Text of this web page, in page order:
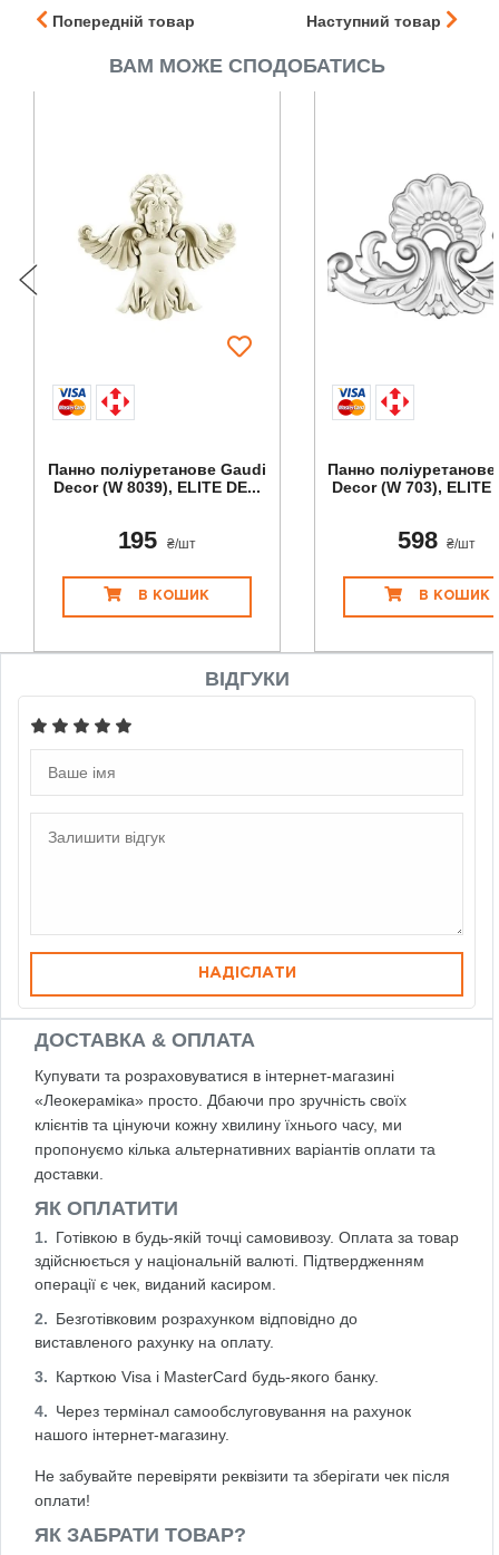
Попередній товар Наступний товар
ВАМ МОЖЕ СПОДОБАТИСЬ
Панно поліуретанове Gaudi
Decor (W 8039), ELITE DE...
195 ₴/шт
В КОШИК
Панно
Decor (W 703), ELITE
598 ₴/шт
В КОШИК
ВІДГУКИ
НАДІСЛАТИ
ДОСТАВКА & ОПЛАТА
Купувати та розраховуватися в інтернет-магазині
«Леокераміка» просто. Дбаючи про зручність своїх
клієнтів та цінуючи кожну хвилину їхнього часу, ми
пропонуємо кілька альтернативних варіантів оплати та
доставки.
ЯК ОПЛАТИТИ
Готівкою в будь-якій точці самовивозу. Оплата за товар
здійснюється у національній валюті. Підтвердженням
операції є чек, виданий касиром.
Безготівковим розрахунком відповідно до
виставленого рахунку на оплату.
Карткою Visa і MasterCard будь-якого банку.
Через термінал самообслуговування на рахунок
нашого інтернет-магазину.
Не забувайте перевіряти реквізити та зберігати чек після
оплати!
ЯК ЗАБРАТИ ТОВАР?